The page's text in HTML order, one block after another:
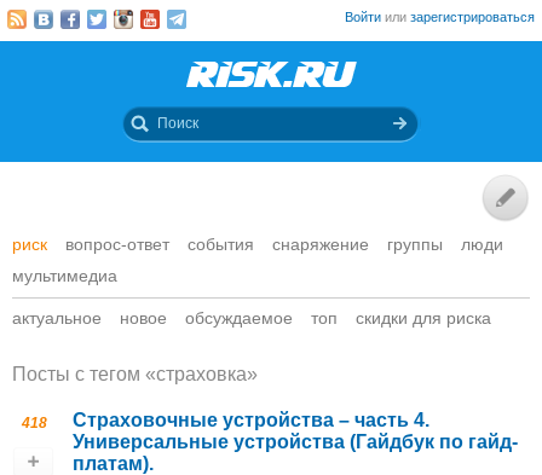
Войти или зарегистрироваться
риск вопрос-ответ события снаряжение группы
люди
мультимедиа
актуальное новое обсуждаемое топ скидки для риска
Посты c тегом «страховка»
418
Страховочные устройства – часть 4.
Универсальные устройства (Гайдбук по гайд-
платам).